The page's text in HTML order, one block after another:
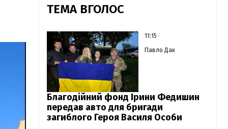
ТЕМА ВГОЛОС
11:15
Павло Дак
Благодійний фонд Ірини Федишин
передав авто для бригади
загиблого Героя Василя Особи